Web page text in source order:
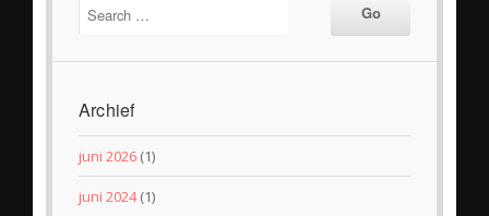
Archief
juni 2026 (1)
juni 2024(1)